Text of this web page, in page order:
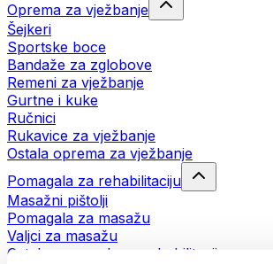
Oprema za vježbanje
Šejkeri
Sportske boce
Bandaže za zglobove
Remeni za vježbanje
Gurtne i kuke
Ručnici
Rukavice za vježbanje
Ostala oprema za vježbanje
Pomagala za rehabilitaciju
Masažni pištolji
Pomagala za masažu
Valjci za masažu
Ostala pomagala za rehabilitaciju